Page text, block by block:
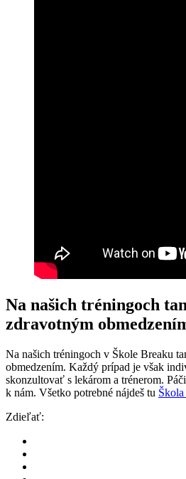
Na našich tréningoch
zdravotným
Na našich tréningoch v Škole Breaku
obmedzením. Každý prípad je však
skonzultovať s lekárom a trénerom.
k nám. Všetko potrebné nájdeš tu
Zdieľať: